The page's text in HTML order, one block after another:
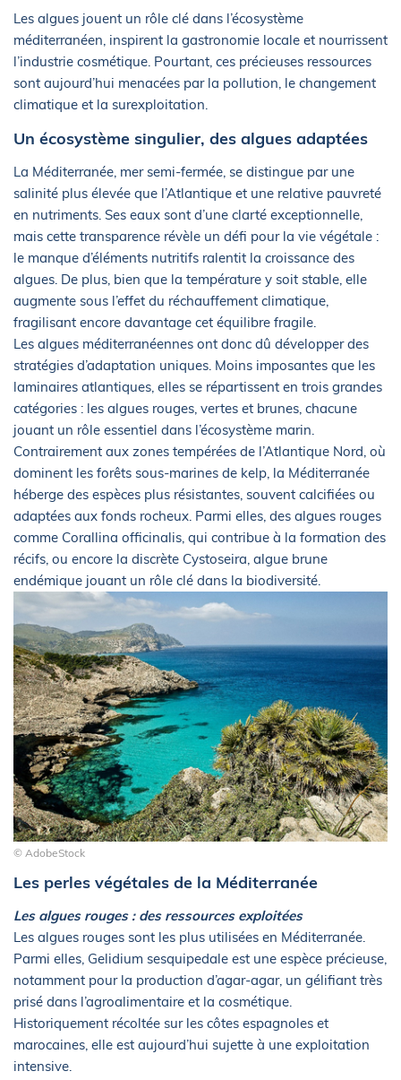
Les algues jouent un rôle clé dans l’écosystème
méditerranéen, inspirent la gastronomie locale et nourrissent
l’industrie cosmétique. Pourtant, ces précieuses ressources
sont aujourd’hui menacées par la pollution, le changement
climatique et la surexploitation.
Un écosystème singulier, des algues adaptées
La Méditerranée, mer semi-fermée, se distingue par une
salinité plus élevée que l’Atlantique et une relative pauvreté
en nutriments. Ses eaux sont d’une clarté exceptionnelle,
mais cette transparence révèle un défi pour la vie végétale :
le manque d’éléments nutritifs ralentit la croissance des
algues. De plus, bien que la température y soit stable, elle
augmente sous l’effet du réchauffement climatique,
fragilisant encore davantage cet équilibre fragile.
Les algues méditerranéennes ont donc dû développer des
stratégies d’adaptation uniques. Moins imposantes que les
laminaires atlantiques, elles se répartissent en trois grandes
catégories : les algues rouges, vertes et brunes, chacune
jouant un rôle essentiel dans l’écosystème marin.
Contrairement aux zones tempérées de l’Atlantique Nord, où
dominent les forêts sous-marines de kelp, la Méditerranée
héberge des espèces plus résistantes, souvent calcifiées ou
adaptées aux fonds rocheux. Parmi elles, des algues rouges
comme Corallina officinalis, qui contribue à la formation des
récifs, ou encore la discrète Cystoseira, algue brune
endémique jouant un rôle clé dans la biodiversité.
© AdobeStock
Les perles végétales de la Méditerranée
Les algues rouges : des ressources exploitées
Les algues rouges sont les plus utilisées en Méditerranée.
Parmi elles, Gelidium sesquipedale est une espèce précieuse,
notamment pour la production d’agar-agar, un gélifiant très
prisé dans l’agroalimentaire et la cosmétique.
Historiquement récoltée sur les côtes espagnoles et
marocaines, elle est aujourd’hui sujette à une exploitation
intensive.